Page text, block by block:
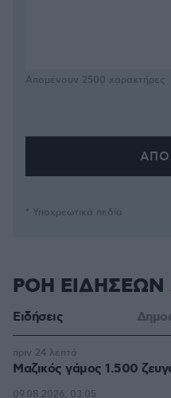
Απομένουν 2500 χαρακτήρες
* Υποχρεωτικά πεδία
ΡΟΗ ΕΙΔΗΣΕΩΝ
Ειδήσεις
Μαζικός γάμος 1.500
πριν 24 λεπτά
09.08.2026, 03:05